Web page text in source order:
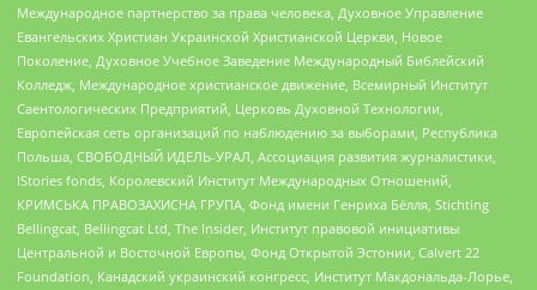
Международное партнерство за права человека, Духовное Управление
Евангельских Христиан Украинской Христианской Церкви, Новое
Поколение, Духовное Учебное Заведение Международный Библейский
Колледж, Международное христианское движение, Всемирный Институт
Саентологических Предприятий, Церковь Духовной Технологии,
Европейская сеть организаций по наблюдению за выборами, Республика
Польша, СВОБОДНЫЙ ИДЕЛЬ-УРАЛ, Ассоциация развития журналистики,
IStories fonds, Королевский Институт Международных Отношений,
КРИМСЬКА ПРАВОЗАХИСНА ГРУПА, Фонд имени Генриха Бёлля, Stichting
Bellingcat, Bellingcat Ltd, The Insider, Институт правовой инициативы
Центральной и Восточной Европы, Фонд Открытой Эстонии, Calvert 22
Foundation, Канадский украинский конгресс, Институт Макдональда-Лорье,